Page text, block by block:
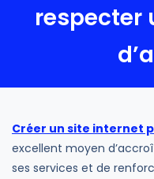
respecter
Créer un site internet
excellent moyen
ses services et de